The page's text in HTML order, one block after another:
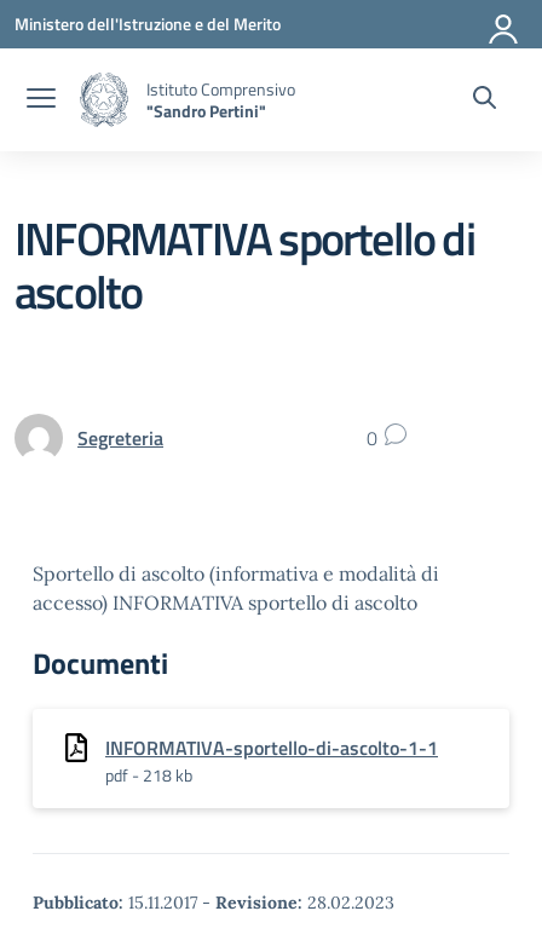
Vai ai contenuti
Vai al menu di navigazione
Vai al footer
Ministero dell'Istruzione e del Merito
Istituto Comprensivo
"Sandro Pertini"
INFORMATIVA sportello di
ascolto
Segreteria 0
Sportello di ascolto (informativa e modalità di
accesso) INFORMATIVA sportello di ascolto
Documenti
INFORMATIVA-sportello-di-ascolto-1-1
pdf - 218 kb
Pubblicato: 15.11.2017 - Revisione: 28.02.2023